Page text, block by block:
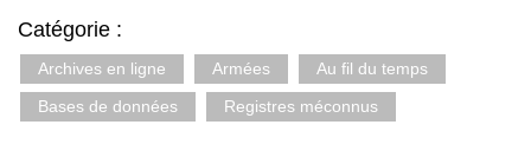
Catégorie :
Archives en ligne Armées
Au fil du temps
Bases de données
Registres méconnus